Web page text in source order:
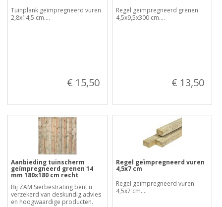
Tuinplank geïmpregneerd vuren
2,8x14,5 cm....
€ 15,50
Regel geïmpregneerd grenen
4,5x9,5x300 cm....
€ 13,50
Aanbieding tuinscherm
geïmpregneerd grenen 14
mm 180x180 cm recht
Bij ZAM Sierbestrating bent u
verzekerd van deskundig advies
en hoogwaardige producten.
Regel geïmpregneerd vuren
4,5x7 cm
Regel geïmpregneerd vuren
4,5x7 cm....